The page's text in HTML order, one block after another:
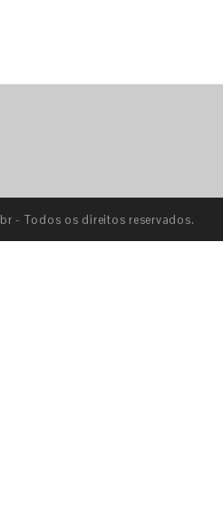
- Todos os direitos reservados.